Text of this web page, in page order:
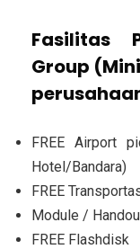
Fasilitas
Group
FREE Airport
Hotel/Bandara)
FREE
Module /
FREE Flashdisk